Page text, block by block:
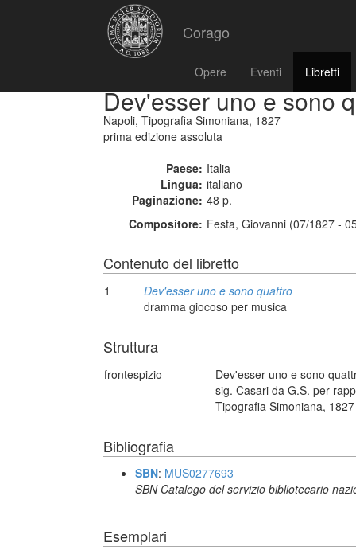
Corago
Opere Eventi Libretti
Dev'esser uno e sono
Napoli, Tipografia Simoniana, 1827
prima edizione assoluta
Paese: Italia
Lingua: italiano
Paginazione: 48 p.
Compositore: Festa, Giovanni (07/1827 -
Contenuto del libretto
1
Dev'esser uno e sono quattro
dramma giocoso per musica
Struttura
frontespizio
Dev'esser uno e sono
sig. Casari da G.S. per
Tipografia Simoniana, 1827
Bibliografia
SBN: MUS0277693
SBN Catalogo del servizio bibliotecario
Esemplari